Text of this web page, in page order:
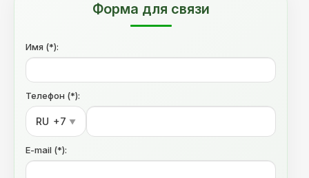
Форма для связи
Имя (*):
Телефон (*):
RU +7 ▼
E-mail (*):